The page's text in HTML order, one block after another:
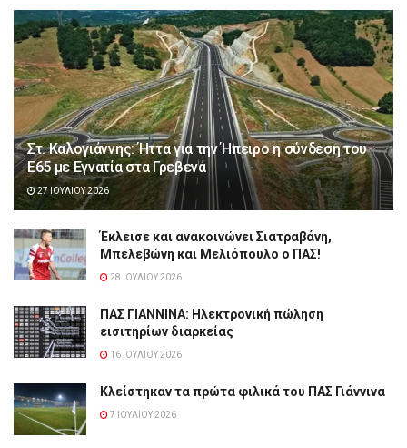
Στ. Καλογιάννης: Ήττα για την Ήπειρο η σύνδεση του
Ε65 με Εγνατία στα Γρεβενά
27 ΙΟΥΛΊΟΥ 2026
Έκλεισε και ανακοινώνει Σιατραβάνη,
Μπελεβώνη και Μελιόπουλο ο ΠΑΣ!
28 ΙΟΥΛΊΟΥ 2026
ΠΑΣ ΓΙΑΝΝΙΝΑ: Hλεκτρονική πώληση
εισιτηρίων διαρκείας
16 ΙΟΥΛΊΟΥ 2026
Κλείστηκαν τα πρώτα φιλικά του ΠΑΣ Γιάννινα
7 ΙΟΥΛΊΟΥ 2026